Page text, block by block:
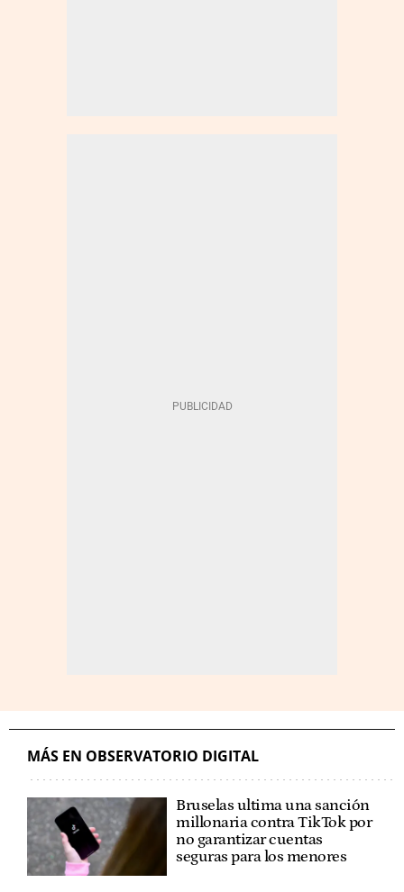
MÁS EN OBSERVATORIO DIGITAL
Bruselas ultima una sanción
millonaria contra TikTok por
no garantizar cuentas
seguras para los menores